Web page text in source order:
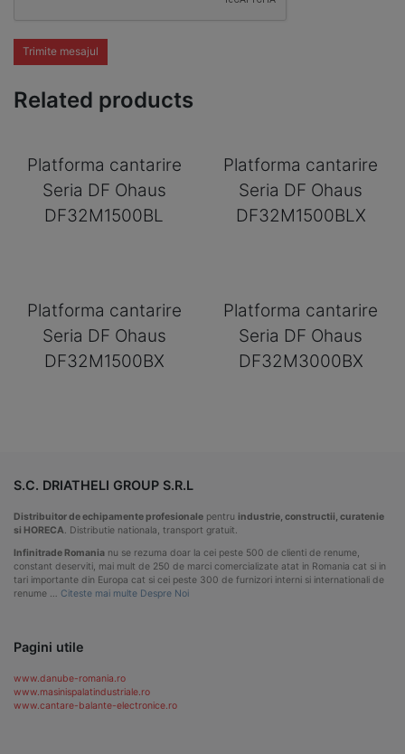
Trimite mesajul
Related products
Platforma cantarire
Seria DF Ohaus
DF32M1500BL
Platforma cantarire
Seria DF Ohaus
DF32M1500BLX
Platforma cantarire
Seria DF Ohaus
DF32M1500BX
Platforma cantarire
Seria DF Ohaus
DF32M3000BX
S.C. DRIATHELI GROUP S.R.L
Distribuitor de echipamente profesionale pentru industrie, constructii, curatenie
si HORECA . Distributie nationala, transport gratuit.
Infinitrade Romania nu se rezuma doar la cei peste 500 de clienti de renume,
constant deserviti, mai mult de 250 de marci comercializate atat in Romania cat si in
tari importante din Europa cat si cei peste 300 de furnizori interni si internationali de
renume … Citeste mai multe Despre Noi
Pagini utile
www.danube-romania.ro
www.masinispalatindustriale.ro
www.cantare-balante-electronice.ro